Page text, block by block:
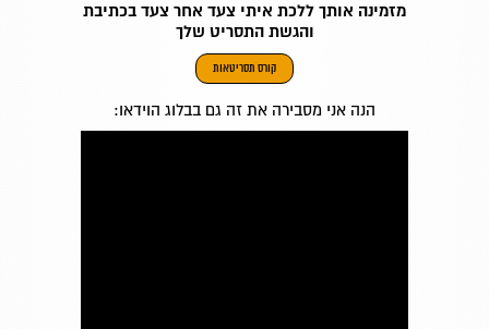
מזמינה אותך ללכת איתי צעד אחר צעד בכתיבת
והגשת התסריט שלך
קורס תסריטאות
הנה אני מסבירה את זה גם בבלוג הוידאו: